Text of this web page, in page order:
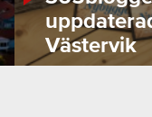
Västervik